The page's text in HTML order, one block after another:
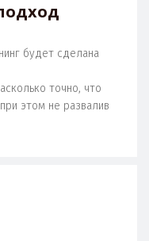
будет сделана
точно, что
этом не развалив